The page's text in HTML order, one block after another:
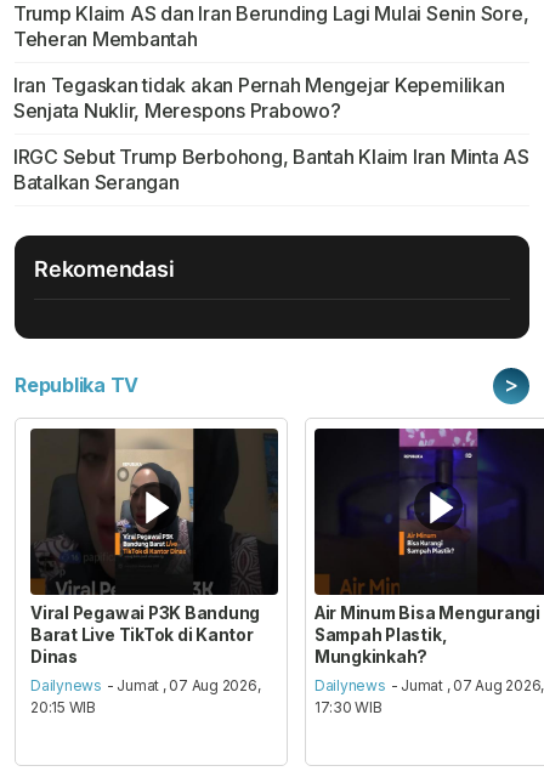
Trump Klaim AS dan Iran Berunding Lagi Mulai Senin Sore,
Teheran Membantah
Iran Tegaskan tidak akan Pernah Mengejar Kepemilikan
Senjata Nuklir, Merespons Prabowo?
IRGC Sebut Trump Berbohong, Bantah Klaim Iran Minta AS
Batalkan Serangan
Rekomendasi
Republika TV >
Viral Pegawai P3K Bandung
Barat Live TikTok di Kantor
Dinas
Dailynews - Jumat , 07 Aug 2026,
20:15 WIB
Air Minum Bisa Mengurangi
Sampah Plastik,
Mungkinkah?
Dailynews - Jumat , 07 Aug 2026,
17:30 WIB